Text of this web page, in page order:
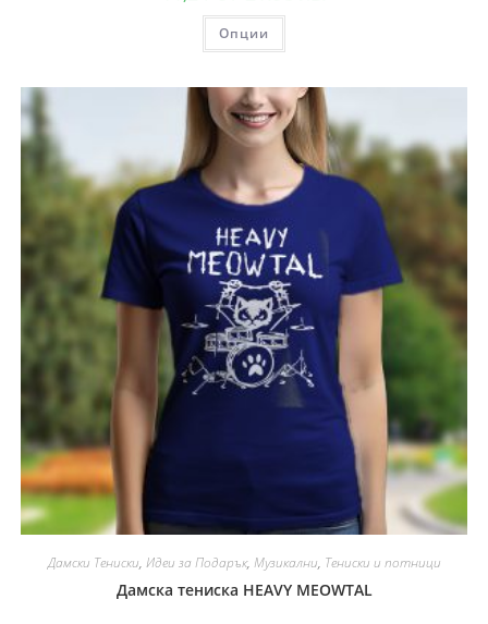
Опции
Дамски Тениски, Идеи за Подарък, Музикални, Тениски и потници
Дамска тениска HEAVY MEOWTAL